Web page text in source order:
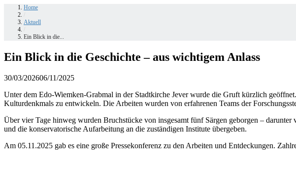
Home
Aktuell
Ein Blick in die...
Ein Blick in die Geschichte – aus wichtigem Anlass
30/03/202606/11/2025
Unter dem Edo-Wiemken-Grabmal in der Stadtkirche Jever wurde die Gruft kürzlich
Kulturdenkmals zu entwickeln. Die Arbeiten wurden von erfahrenen Teams der
Über vier Tage hinweg wurden Bruchstücke von insgesamt fünf Särgen geborgen –
und die konservatorische Aufarbeitung an die zuständigen Institute übergeben.
Am 05.11.2025 gab es eine große Pressekonferenz zu den Arbeiten und Entdeckungen.